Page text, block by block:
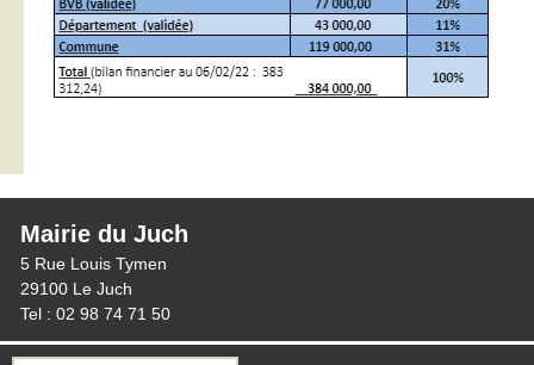
Mairie du Juch
5 Rue Louis Tymen
29100 Le Juch
Tel : 02 98 74 71 50